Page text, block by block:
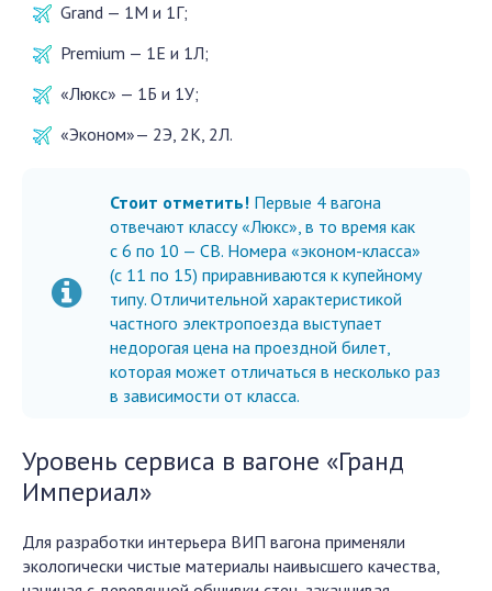
Grand — 1М и 1Г;
Premium — 1Е и 1Л;
«Люкс» — 1Б и 1У;
«Эконом»— 2Э, 2К, 2Л.
Стоит отметить! Первые 4 вагона
отвечают классу «Люкс», в то время как
с 6 по 10 — СВ. Номера «эконом-класса»
(с 11 по 15) приравниваются к купейному
типу. Отличительной характеристикой
частного электропоезда выступает
недорогая цена на проездной билет,
которая может отличаться в несколько раз
в зависимости от класса.
Уровень сервиса в вагоне «Гранд
Империал»
Для разработки интерьера ВИП вагона применяли
экологически чистые материалы наивысшего качества,